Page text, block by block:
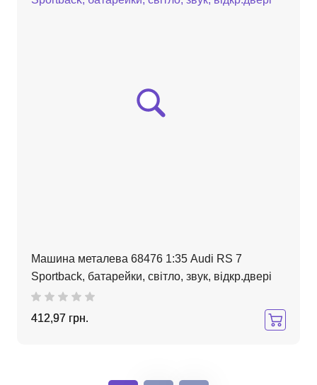
Машина металева 68476 1:35 Audi RS 7
Sportback, батарейки, світло, звук, відкр.двері
412,97 грн.